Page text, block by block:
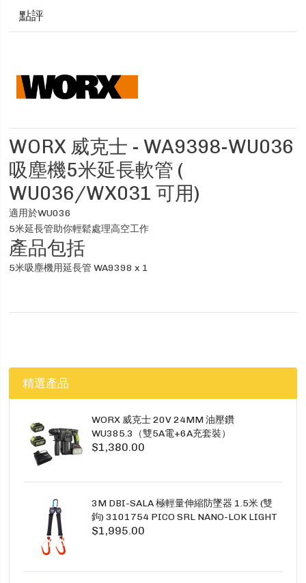
點評
WORX 威克士 - WA9398-WU036
吸塵機5米延長軟管 (
WU036/WX031 可用)
適用於WU036
5米延長管助你輕鬆處理高空工作
產品包括
5米吸塵機用延長管 WA9398 x 1
精選產品
WORX 威克士 20V 24MM 油壓鑽
WU385.3（雙5A電+6A充套裝）
$1,380.00
3M DBI-SALA 極輕量伸縮防墜器 1.5米 (雙
鉤) 3101754 PICO SRL NANO-LOK LIGHT
1.5M TWINS
$1,995.00